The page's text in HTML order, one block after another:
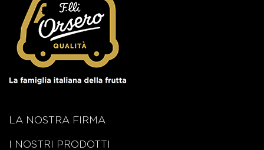
LA NOSTRA FIRMA
I NOSTRI PRODOTTI